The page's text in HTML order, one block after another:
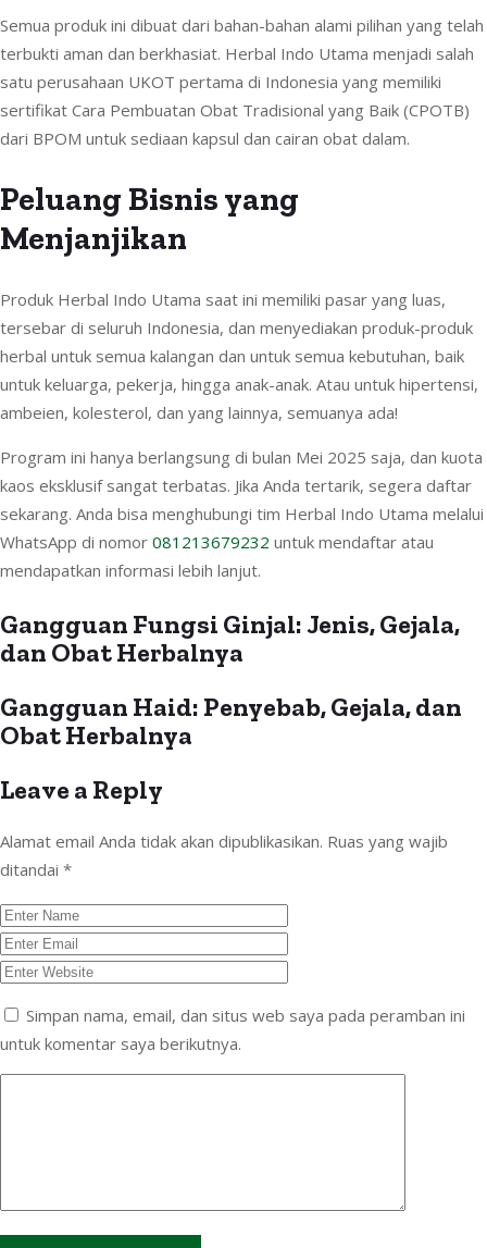
Semua produk ini dibuat dari bahan-bahan alami pilihan yang telah
terbukti aman dan berkhasiat. Herbal Indo Utama menjadi salah
satu perusahaan UKOT pertama di Indonesia yang memiliki
sertifikat Cara Pembuatan Obat Tradisional yang Baik (CPOTB)
dari BPOM untuk sediaan kapsul dan cairan obat dalam.
Peluang Bisnis yang
Menjanjikan
Produk Herbal Indo Utama saat ini memiliki pasar yang luas,
tersebar di seluruh Indonesia, dan menyediakan produk-produk
herbal untuk semua kalangan dan untuk semua kebutuhan, baik
untuk keluarga, pekerja, hingga anak-anak. Atau untuk hipertensi,
ambeien, kolesterol, dan yang lainnya, semuanya ada!
Program ini hanya berlangsung di bulan Mei 2025 saja, dan kuota
kaos eksklusif sangat terbatas. Jika Anda tertarik, segera daftar
sekarang. Anda bisa menghubungi tim Herbal Indo Utama melalui
WhatsApp di nomor 081213679232 untuk mendaftar atau
mendapatkan informasi lebih lanjut.
Gangguan Fungsi Ginjal: Jenis, Gejala,
dan Obat Herbalnya
Gangguan Haid: Penyebab, Gejala, dan
Obat Herbalnya
Leave a Reply
Alamat email Anda tidak akan dipublikasikan. Ruas yang wajib
ditandai *
Simpan nama, email, dan situs web saya pada peramban ini
untuk komentar saya berikutnya.